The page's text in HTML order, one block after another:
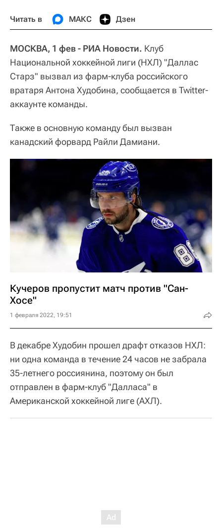
Читать в МАКС Дзен
МОСКВА, 1 фев - РИА Новости. Клуб
Национальной хоккейной лиги (НХЛ) "Даллас
Старз" вызвал из фарм-клуба российского
вратаря Антона Худобина, сообщается в Twitter-
аккаунте команды.
Также в основную команду был вызван
канадский форвард Райли Дамиани.
Кучеров пропустит матч против "Сан-
Хосе"
1 февраля 2022, 19:51
В декабре Худобин прошел драфт отказов НХЛ:
ни одна команда в течение 24 часов не забрала
35-летнего россиянина, поэтому он был
отправлен в фарм-клуб "Далласа" в
Американской хоккейной лиге (АХЛ).